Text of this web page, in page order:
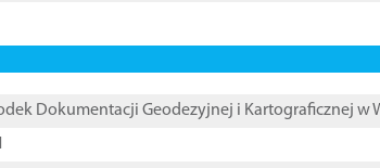
Dokumentacji Geodezyjnej i Kartograficznej w